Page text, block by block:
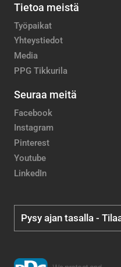
Tietoa meistä
Työpaikat
Yhteystiedot
Media
PPG Tikkurila
Seuraa meitä
Facebook
Instagram
Pinterest
Youtube
LinkedIn
Pysy ajan tasalla -